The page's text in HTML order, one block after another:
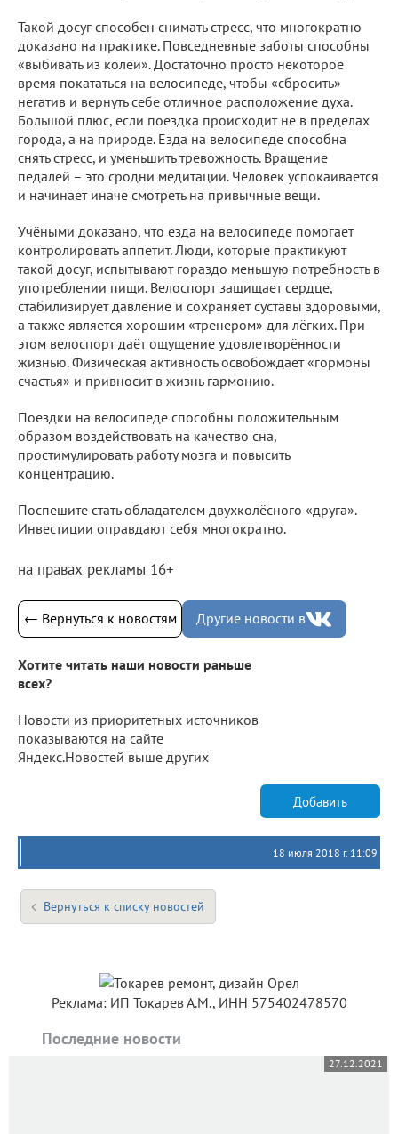
Такой досуг способен снимать стресс, что многократно
доказано на практике. Повседневные заботы способны
«выбивать из колеи». Достаточно просто некоторое
время покататься на велосипеде, чтобы «сбросить»
негатив и вернуть себе отличное расположение духа.
Большой плюс, если поездка происходит не в пределах
города, а на природе. Езда на велосипеде способна
снять стресс, и уменьшить тревожность. Вращение
педалей – это сродни медитации. Человек успокаивается
и начинает иначе смотреть на привычные вещи.
Учёными доказано, что езда на велосипеде помогает
контролировать аппетит. Люди, которые практикуют
такой досуг, испытывают гораздо меньшую потребность в
употреблении пищи. Велоспорт защищает сердце,
стабилизирует давление и сохраняет суставы здоровыми,
а также является хорошим «тренером» для лёгких. При
этом велоспорт даёт ощущение удовлетворённости
жизнью. Физическая активность освобождает «гормоны
счастья» и привносит в жизнь гармонию.
Поездки на велосипеде способны положительным
образом воздействовать на качество сна,
простимулировать работу мозга и повысить
концентрацию.
Поспешите стать обладателем двухколёсного «друга».
Инвестиции оправдают себя многократно.
на правах рекламы 16+
← Вернуться к новостям Другие новости в
Хотите читать наши новости раньше
всех?
Новости из приоритетных источников
показываются на сайте
Яндекс.Новостей выше других
Добавить
18 июля 2018 г. 11:09
Вернуться к списку новостей
Реклама: ИП Токарев А.М., ИНН 575402478570
Последние новости
27.12.2021